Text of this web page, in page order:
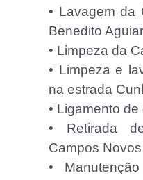
• Lavagem da
Benedito
• Limpeza da
• Limpeza e
na estrada
• Ligamento
• Retirada
Campos Novos
•